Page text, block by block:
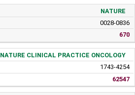
NATURE
0028-0836
670
NATURE CLINICAL PRACTICE ONCOLOGY
1743-4254
62547